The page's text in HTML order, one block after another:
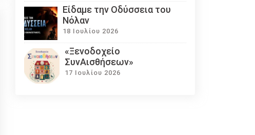
Eίδαμε την Οδύσσεια του
Νόλαν
18 Ιουλίου 2026
«Ξενοδοχείο
ΣυνΑισθήσεων»
17 Ιουλίου 2026